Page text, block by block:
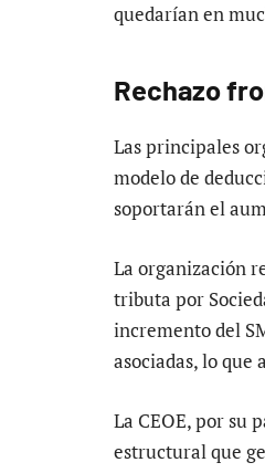
quedarían en
Rechazo
Las principales
modelo de
soportarán el
La organización
tributa por
incremento del
asociadas, lo
La CEOE, por su
estructural que